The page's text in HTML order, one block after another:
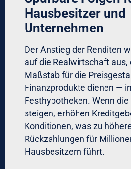
Hausbesitzer und
Unternehmen
Der Anstieg der Renditen
auf die Realwirtschaft aus,
Maßstab für die
Finanzprodukte dienen —
Festhypotheken. Wenn die
steigen, erhöhen
Konditionen, was zu
Rückzahlungen für
Hausbesitzern führt.